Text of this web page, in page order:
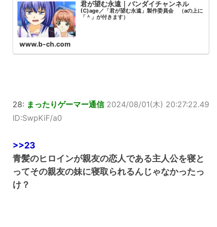
君が望む永遠｜バンダイチャンネル
(C)age／「君が望む永遠」製作委員会 （aの上に
「＾」が付きます）
www.b-ch.com
28: まったりゲーマー通信 2024/08/01(木) 20:27:22.49
ID:SwpKiF/a0
>>23
青髪のヒロインが親友の恋人である主人公を寝と
ってその親友の妹に寝取られるんじゃなかったっ
け？